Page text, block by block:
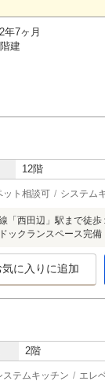
年7ヶ月
建
12階
ット相談可 システム
西田辺」駅まで徒
ックランスペース完備
気に入りに追加
2階
ステムキッチン エレ